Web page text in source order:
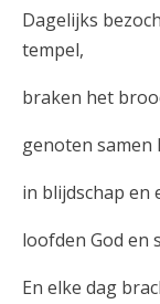
Dagelijks
tempel,
braken het
genoten samen
in blijdschap en
loofden God en
En elke dag